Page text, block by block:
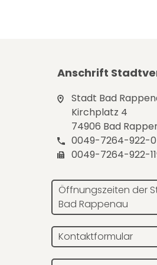
Anschrift
Stadt Bad
Kirchplatz 4
74906 Bad
0049-7264-922-0
0049-7264-922-
Öffnungszeiten der
Bad Rappenau
Kontaktformular